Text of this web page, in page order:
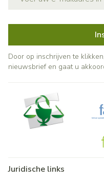
Door op inschrijven te
nieuwsbrief en gaat u
Juridische links